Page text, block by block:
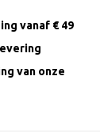
vanaf € 49
van onze